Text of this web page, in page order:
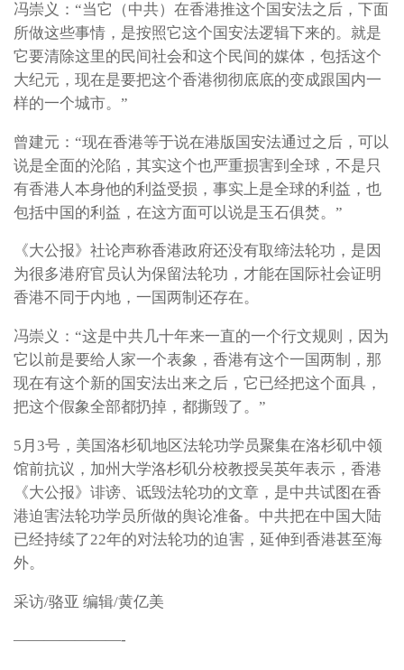
冯崇义：“当它（中共）在香港推这个国安法之后，下面
所做这些事情，是按照它这个国安法逻辑下来的。就是
它要清除这里的民间社会和这个民间的媒体，包括这个
大纪元，现在是要把这个香港彻彻底底的变成跟国内一
样的一个城市。”
曾建元：“现在香港等于说在港版国安法通过之后，可以
说是全面的沦陷，其实这个也严重损害到全球，不是只
有香港人本身他的利益受损，事实上是全球的利益，也
包括中国的利益，在这方面可以说是玉石俱焚。”
《大公报》社论声称香港政府还没有取缔法轮功，是因
为很多港府官员认为保留法轮功，才能在国际社会证明
香港不同于内地，一国两制还存在。
冯崇义：“这是中共几十年来一直的一个行文规则，因为
它以前是要给人家一个表象，香港有这个一国两制，那
现在有这个新的国安法出来之后，它已经把这个面具，
把这个假象全部都扔掉，都撕毁了。”
5月3号，美国洛杉矶地区法轮功学员聚集在洛杉矶中领
馆前抗议，加州大学洛杉矶分校教授吴英年表示，香港
《大公报》诽谤、诋毁法轮功的文章，是中共试图在香
港迫害法轮功学员所做的舆论准备。中共把在中国大陆
已经持续了22年的对法轮功的迫害，延伸到香港甚至海
外。
采访/骆亚 编辑/黄亿美
———————-